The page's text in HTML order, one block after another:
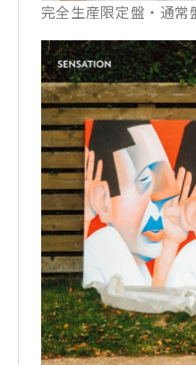
完全生産限定盤・通常